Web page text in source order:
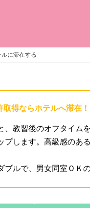
ルに滞在する
得ならホテルへ滞在！
、教習後のオフタイム
プします。高級感のあ
ルで、男女同室ＯＫ